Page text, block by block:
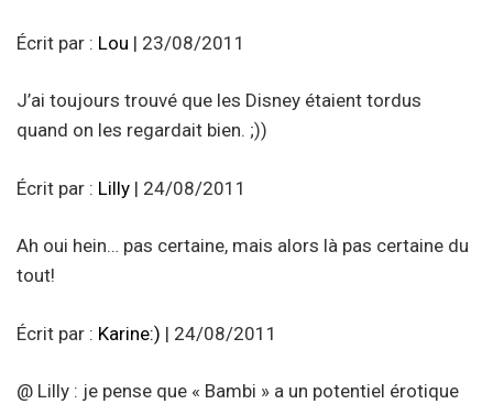
Écrit par : Lou | 23/08/2011
J’ai toujours trouvé que les Disney étaient tordus
quand on les regardait bien. ;))
Écrit par : Lilly | 24/08/2011
Ah oui hein… pas certaine, mais alors là pas certaine du
tout!
Écrit par : Karine:) | 24/08/2011
@ Lilly : je pense que « Bambi » a un potentiel érotique